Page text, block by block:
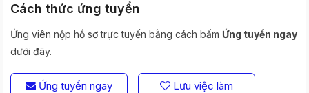
Cách thức ứng tuyển
Ứng viên nộp hồ sơ trực tuyến bằng cách bấm Ứng tuyển ngay
dưới đây.
Ứng tuyển ngay Lưu việc làm